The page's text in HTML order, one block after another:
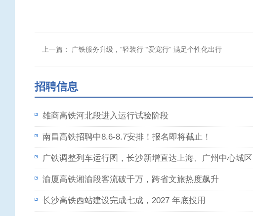
上一篇： 广铁服务升级，“轻装行”“爱宠行” 满足个性化出行
招聘信息
雄商高铁河北段进入运行试验阶段
南昌高铁招聘中8.6-8.7安排！报名即将截止！
广铁调整列车运行图，长沙新增直达上海、广州中心城
渝厦高铁湘渝段客流破千万，跨省文旅热度飙升
长沙高铁西站建设完成七成，2027 年底投用